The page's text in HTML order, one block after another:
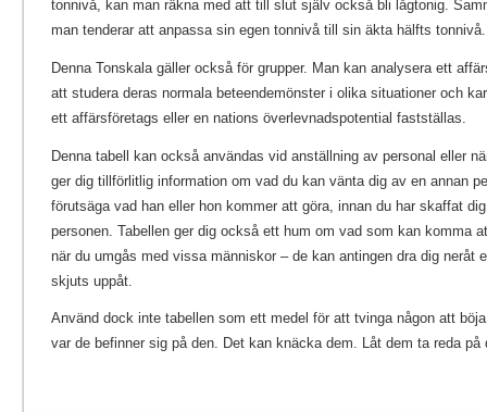
tonnivå, kan man räkna med att till slut själv också bli lågtonig.
man tenderar att anpassa sin egen tonnivå till sin äkta hälfts tonnivå.
Denna Tonskala gäller också för grupper. Man kan analysera ett
att studera deras normala beteendemönster i olika situationer och
ett affärsföretags eller en nations överlevnadspotential fastställas.
Denna tabell kan också användas vid anställning av personal eller
ger dig tillförlitlig information om vad du kan vänta dig av en annan
förutsäga vad han eller hon kommer att göra, innan du har skaffat
personen. Tabellen ger dig också ett hum om vad som kan komma
när du umgås med vissa människor – de kan antingen dra dig neråt
skjuts uppåt.
Använd dock inte tabellen som ett medel för att tvinga någon att
var de befinner sig på den. Det kan knäcka dem. Låt dem ta reda på